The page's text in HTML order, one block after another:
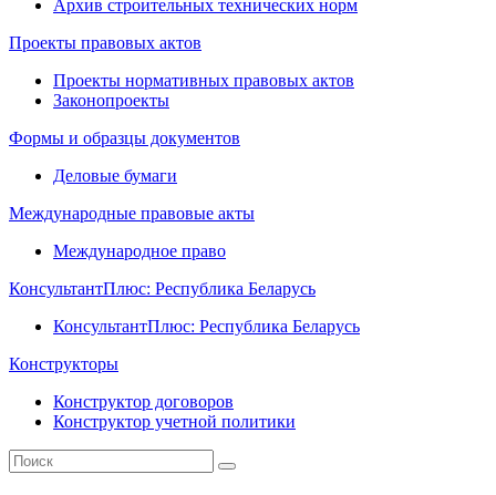
Архив строительных технических норм
Проекты правовых актов
Проекты нормативных правовых актов
Законопроекты
Формы и образцы документов
Деловые бумаги
Международные правовые акты
Международное право
КонсультантПлюс: Республика Беларусь
КонсультантПлюс: Республика Беларусь
Конструкторы
Конструктор договоров
Конструктор учетной политики